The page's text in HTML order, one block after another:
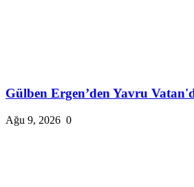
Gülben Ergen’den Yavru
Ağu 9, 2026 0